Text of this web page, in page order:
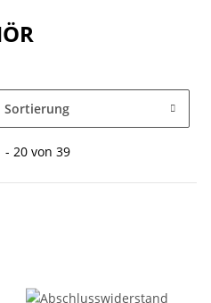
Sortierung
- 20 von 39